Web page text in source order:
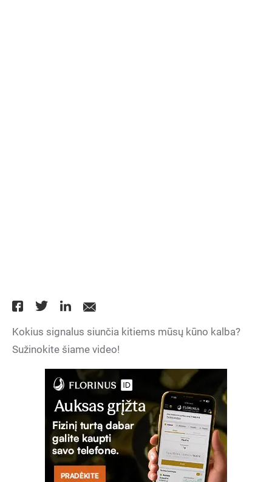
Kokius signalus siunčia kitiems mūsų kūno kalba?
Sužinokite šiame video!